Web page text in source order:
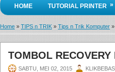
HOME TUTORIAL PRINTER »
Home » TIPS n TRIK » Tips n Trik Komputer »
TOMBOL
SABTU, MEI 02, 2015 KLIKBEBAS